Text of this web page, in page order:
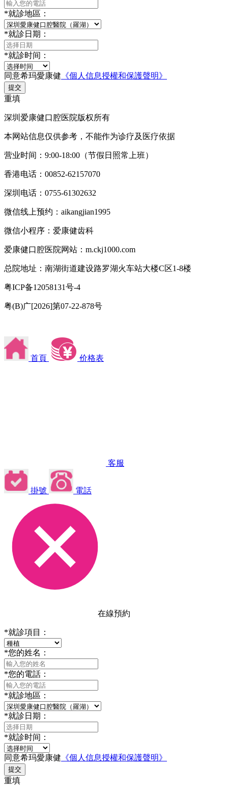
*就診地區：
*就診日期：
*就診时间：
同意希玛愛康健 《個人信息授權和保護聲明》
提交
重填
深圳爱康健口腔医院版权所有
本网站信息仅供参考，不能作为诊疗及医疗依据
营业时间：9:00-18:00（节假日照常上班）
香港电话：00852-62157070
深圳电话：0755-61302632
微信线上预约：aikangjian1995
微信小程序：爱康健齿科
爱康健口腔医院网站：m.ckj1000.com
总院地址：南湖街道建设路罗湖火车站大楼C区1-8楼
粤ICP备12058131号-4
粤(B)广[2026]第07-22-878号
首頁 价格表
客服
掛號 電話
在線預約
*就診項目：
*您的姓名：
*您的電話：
*就診地區：
*就診日期：
*就診时间：
同意希玛愛康健 《個人信息授權和保護聲明》
提交
重填